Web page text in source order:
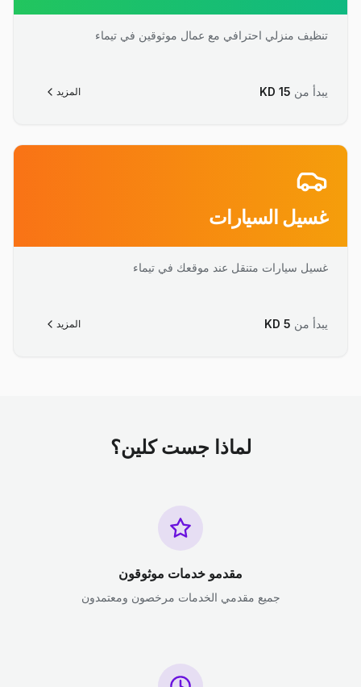
تنظيف منزلي احترافي مع عمال موثوقين في تيماء
يبدأ من KD 15 المزيد
غسيل السيارات
غسيل سيارات متنقل عند موقعك في تيماء
يبدأ من KD 5 المزيد
لماذا جست كلين؟
مقدمو خدمات موثوقون
جميع مقدمي الخدمات مرخصون ومعتمدون